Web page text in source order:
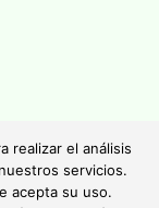
son propiedad de sus
realizar el análisis
servicios.
acepta su uso.